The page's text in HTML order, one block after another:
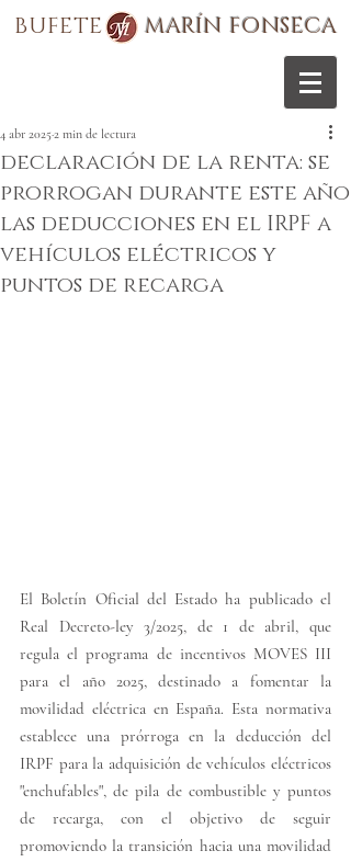
BUFETE MARÍN FONSECA
declaración de la renta: se
prorrogan durante este año
las deducciones en el IRPF a
vehículos eléctricos y
puntos de recarga
4 abr 20252 min de lectura
El Boletín Oficial del Estado ha publicado el
Real Decreto-ley 3/2025, de 1 de abril, que
regula el programa de incentivos MOVES III
para el año 2025, destinado a fomentar la
movilidad eléctrica en España. Esta normativa
establece una prórroga en la deducción del
IRPF para la adquisición de vehículos eléctricos
"enchufables", de pila de combustible y puntos
de recarga, con el objetivo de seguir
promoviendo la transición hacia una movilidad